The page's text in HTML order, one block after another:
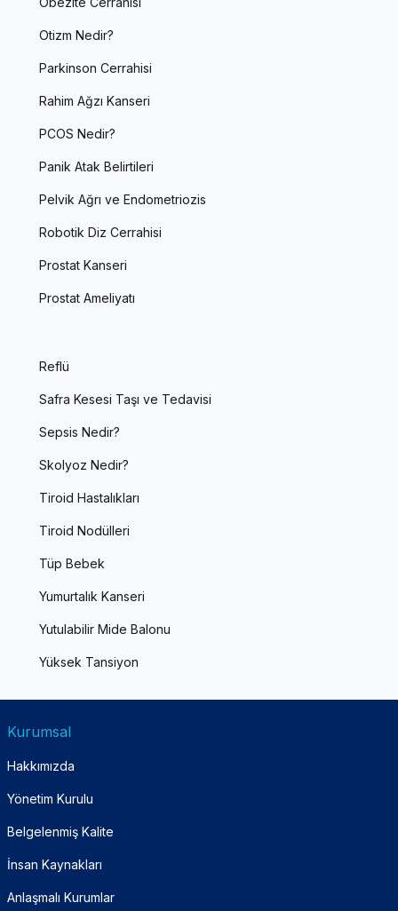
Otizm Nedir?
Parkinson Cerrahisi
Rahim Ağzı Kanseri
PCOS Nedir?
Panik Atak Belirtileri
Pelvik Ağrı ve Endometriozis
Robotik Diz Cerrahisi
Prostat Kanseri
Prostat Ameliyatı
Reflü
Safra Kesesi Taşı ve Tedavisi
Sepsis Nedir?
Skolyoz Nedir?
Tiroid Hastalıkları
Tiroid Nodülleri
Tüp Bebek
Yumurtalık Kanseri
Yutulabilir Mide Balonu
Yüksek Tansiyon
Kurumsal
Hakkımızda
Yönetim Kurulu
Belgelenmiş Kalite
İnsan Kaynakları
Anlaşmalı Kurumlar